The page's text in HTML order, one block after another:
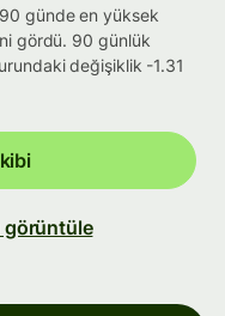
günde en yüksek
gördü. 90 günlük
değişiklik -1.31
görüntüle